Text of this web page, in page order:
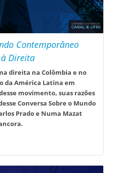
Contemporâneo
Direita
direita na Colômbia e no
da América Latina em
movimento, suas razões
Conversa Sobre o Mundo
Prado e Numa Mazat